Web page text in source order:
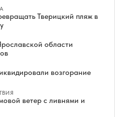
Тверицкий пляж в
области
возгорание
ветер с ливнями и